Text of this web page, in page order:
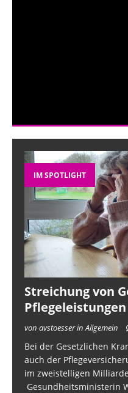
IM SPOTLIGHT
Streichung von
Pflegeleistungen
von avstoesser in Allgemein
Bei der Gesetzlichen
auch der
im zweistelligen
Gesundheitsministerin